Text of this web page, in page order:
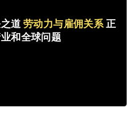
道劳动力与雇佣关系正
和全球问题